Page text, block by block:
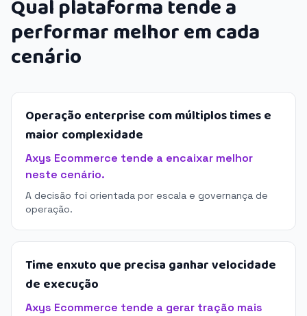
Qual plataforma tende a
performar melhor em cada
cenário
Operação enterprise com múltiplos times e
maior complexidade
Axys Ecommerce tende a encaixar melhor
neste cenário.
A decisão foi orientada por escala e governança de
operação.
Time enxuto que precisa ganhar velocidade
de execução
Axys Ecommerce tende a gerar tração mais